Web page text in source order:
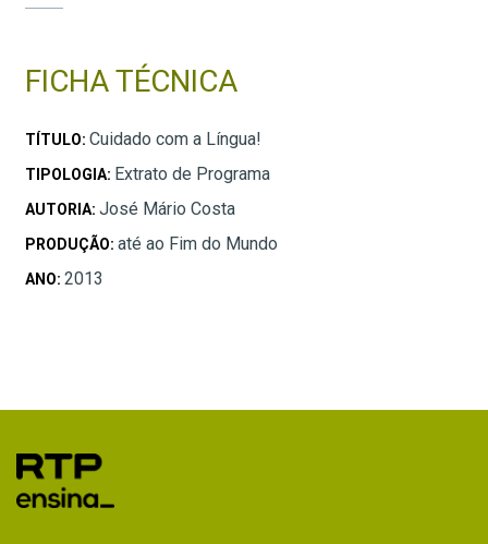
FICHA TÉCNICA
TÍTULO: Cuidado com a Língua!
TIPOLOGIA: Extrato de Programa
AUTORIA: José Mário Costa
PRODUÇÃO: até ao Fim do Mundo
ANO: 2013